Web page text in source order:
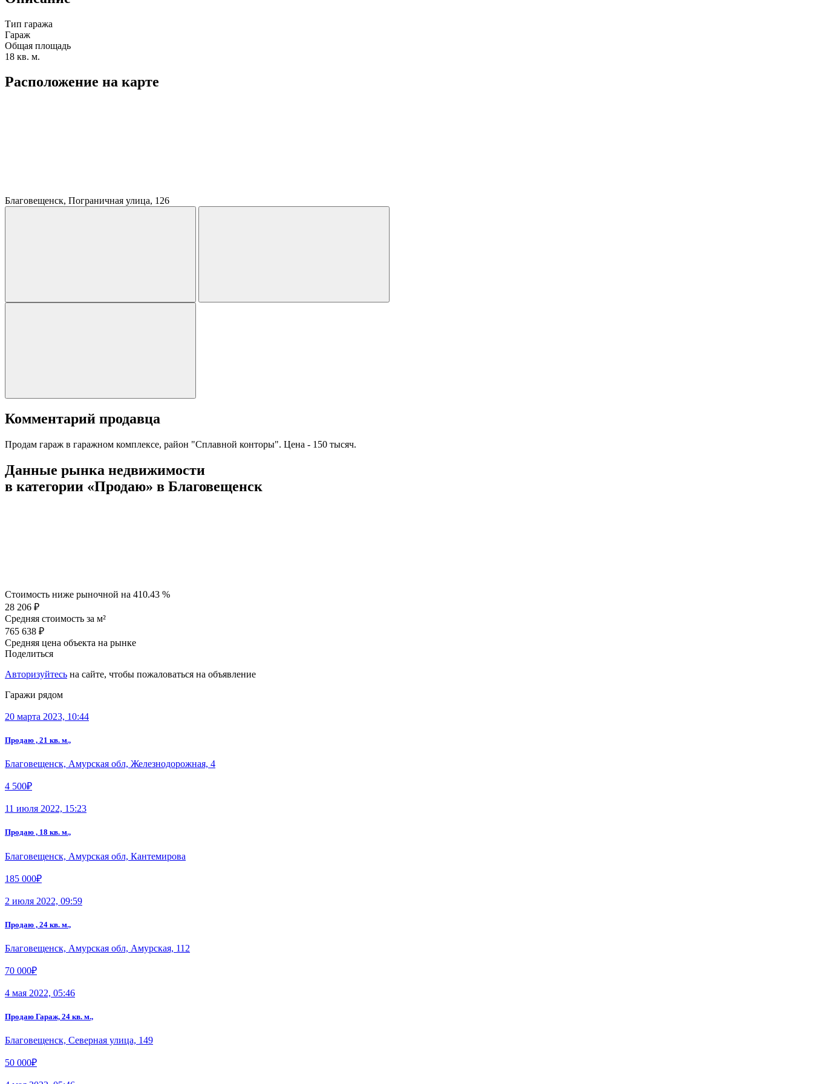
Тип гаража
Гараж
Общая площадь
18 кв. м.
Расположение на карте
Благовещенск, Пограничная улица, 126
Комментарий продавца
Продам гараж в гаражном комплексе, район "Сплавной конторы". Цена - 150 тысяч.
Данные рынка недвижимости
в категории «Продаю» в Благовещенск
Стоимость ниже рыночной на 410.43 %
28 206 ₽
Средняя стоимость за м²
765 638 ₽
Средняя цена объекта на рынке
Поделиться
Авторизуйтесь на сайте, чтобы пожаловаться на объявление
Гаражи рядом
20 марта 2023, 10:44
Продаю , 21 кв. м.,
Благовещенск, Амурская обл, Железнодорожная, 4
4 500₽
11 июля 2022, 15:23
Продаю , 18 кв. м.,
Благовещенск, Амурская обл, Кантемирова
185 000₽
2 июля 2022, 09:59
Продаю , 24 кв. м.,
Благовещенск, Амурская обл, Амурская, 112
70 000₽
4 мая 2022, 05:46
Продаю Гараж, 24 кв. м.,
Благовещенск, Северная улица, 149
50 000₽